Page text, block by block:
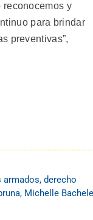
reconocemos y
para brindar
preventivas”,
, derecho
, Michelle